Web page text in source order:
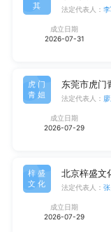
其
法定代表人：
成立日期
2026-07-31
虎门
青姐
东莞市虎门
法定代表人：
成立日期
2026-07-29
梓盛
文化
北京梓盛文
法定代表人：
成立日期
2026-07-29